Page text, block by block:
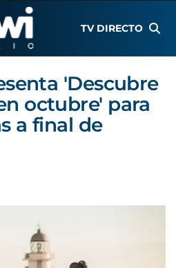
TV DIRECTO
'Descubre
octubre' para
a final de